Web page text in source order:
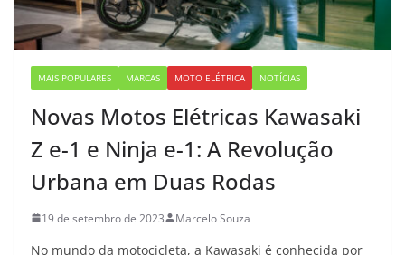
MAIS POPULARES MARCAS MOTO ELÉTRICA NOTÍCIAS
Novas Motos Elétricas Kawasaki
Z e-1 e Ninja e-1: A Revolução
Urbana em Duas Rodas
19 de setembro de 2023 Marcelo Souza
No mundo da motocicleta, a Kawasaki é conhecida por